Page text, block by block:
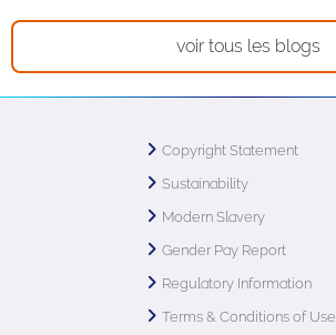
voir tous les blogs
Copyright Statement
Sustainability
Modern Slavery
Gender Pay Report
Regulatory Information
Terms & Conditions of Use